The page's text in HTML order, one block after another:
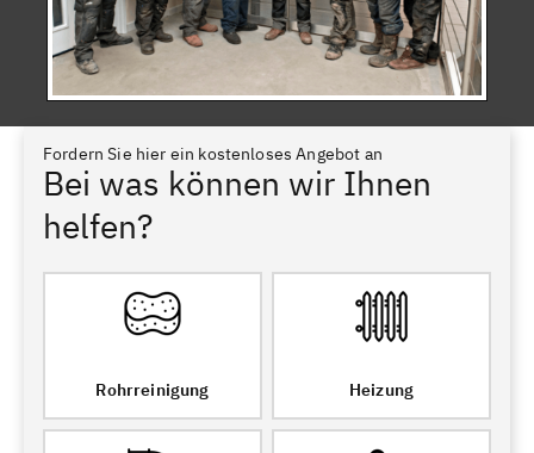
Fordern Sie hier ein kostenloses Angebot an
Bei was können wir Ihnen
helfen?
Rohrreinigung Heizung